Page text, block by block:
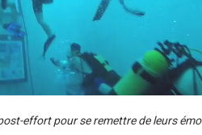
effort pour se remettre de leurs